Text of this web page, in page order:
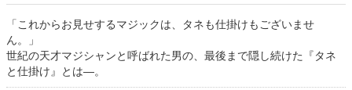
「これからお見せするマジックは、タネも仕掛けもございませ
ん。」
世紀の天才マジシャンと呼ばれた男の、最後まで隠し続けた『タネ
と仕掛け』とは―。